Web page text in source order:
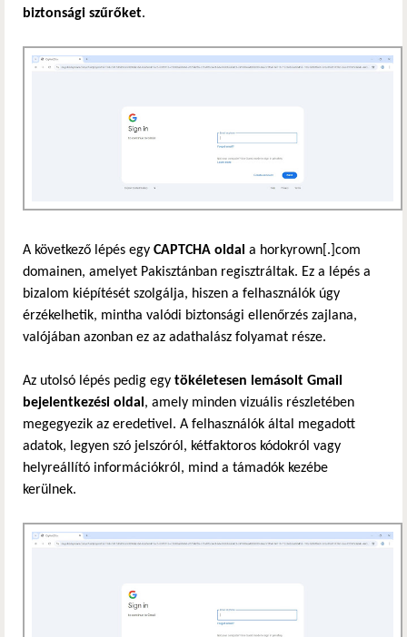
biztonsági szűrőket.
A következő lépés egy CAPTCHA oldal a horkyrown[.]com
domainen, amelyet Pakisztánban regisztráltak. Ez a lépés a
bizalom kiépítését szolgálja, hiszen a felhasználók úgy
érzékelhetik, mintha valódi biztonsági ellenőrzés zajlana,
valójában azonban ez az adathalász folyamat része.
Az utolsó lépés pedig egy tökéletesen lemásolt Gmail
bejelentkezési oldal, amely minden vizuális részletében
megegyezik az eredetivel. A felhasználók által megadott
adatok, legyen szó jelszóról, kétfaktoros kódokról vagy
helyreállító információkról, mind a támadók kezébe
kerülnek.